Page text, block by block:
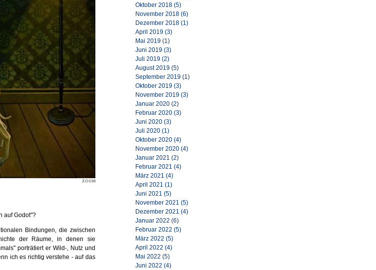
auf Godot"?
Bindungen, die zwischen
der Räume, in denen sie
porträtiert er Wild-, Nutz und
ich es richtig verstehe - auf das
Oktober 2018 (5)
November 2018 (6)
Dezember 2018 (1)
April 2019 (3)
Mai 2019 (1)
Juni 2019 (3)
Juli 2019 (2)
August 2019 (5)
September 2019 (1)
Oktober 2019 (3)
November 2019 (3)
Januar 2020 (2)
Februar 2020 (3)
Juni 2020 (3)
Juli 2020 (1)
Oktober 2020 (4)
November 2020 (4)
Januar 2021 (2)
Februar 2021 (4)
März 2021 (4)
April 2021 (1)
Juni 2021 (5)
November 2021 (5)
Dezember 2021 (4)
Januar 2022 (6)
Februar 2022 (5)
März 2022 (5)
April 2022 (4)
Mai 2022 (5)
Juni 2022 (4)